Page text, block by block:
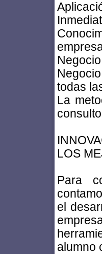
todas
La
LOS
Para
el
alumno